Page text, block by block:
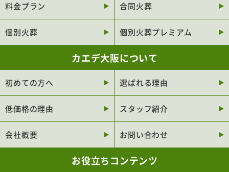
枚方市
高槻市
茨木市
八尾市
寝屋川市
岸和田市
守口市
箕面市
大東市
門真市
松原市
羽曳野市
富田林市
池田市
泉佐野市
河内長野市
摂津市
交野市
料金プラン 合同火葬
個別火葬 個別火葬プレミアム
カエデ大阪について
初めての方へ 選ばれる理由
低価格の理由 スタッフ紹介
会社概要 お問い合わせ
お役立ちコンテンツ